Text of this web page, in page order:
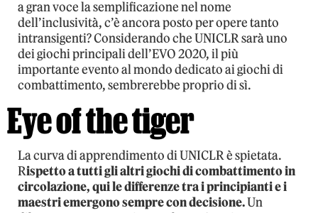
a gran voce la semplificazione nel nome
dell’inclusività, c’è ancora posto per opere tanto
intransigenti? Considerando che UNICLR sarà uno
dei giochi principali dell’EVO 2020, il più
importante evento al mondo dedicato ai giochi di
combattimento, sembrerebbe proprio di sì.
Eye of the tiger
La curva di apprendimento di UNICLR è spietata.
Rispetto a tutti gli altri giochi di combattimento in
circolazione, qui le differenze tra i principianti e i
maestri emergono sempre con decisione.Un